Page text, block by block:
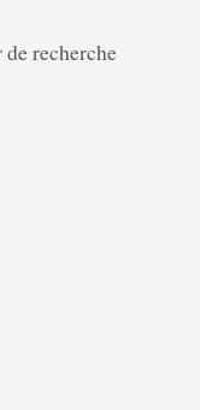
recherche